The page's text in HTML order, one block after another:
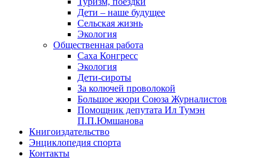
Дети – наше будущее
Сельская жизнь
Экология
Общественная работа
Саха Конгресс
Экология
Дети-сироты
За колючей проволокой
Большое жюри Союза Журналистов
Помощник депутата Ил Тумэн
П.П.Юмшанова
Книгоиздательство
Энциклопедия спорта
Контакты